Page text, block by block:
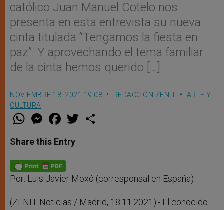
católico Juan Manuel Cotelo nos
presenta en esta entrevista su nueva
cinta titulada “Tengamos la fiesta en
paz”. Y aprovechando el tema familiar
de la cinta hemos querido […]
NOVIEMBRE 18, 2021 19:08 REDACCIÓN ZENIT
ARTE Y
CULTURA
W
t
s
p
p
M
e
s
e
g
e
r
F
a
e
b
o
k
w
Share this Entry
Por: Luis Javier Moxó (corresponsal en España)
(ZENIT Noticias / Madrid, 18.11.2021).- El conocido